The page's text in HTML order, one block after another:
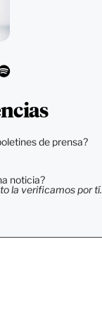
de prensa?
noticia?
la verificamos por tí.